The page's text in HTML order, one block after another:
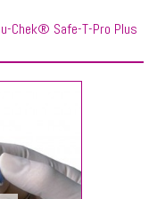
Chek® Safe-T-Pro Plus